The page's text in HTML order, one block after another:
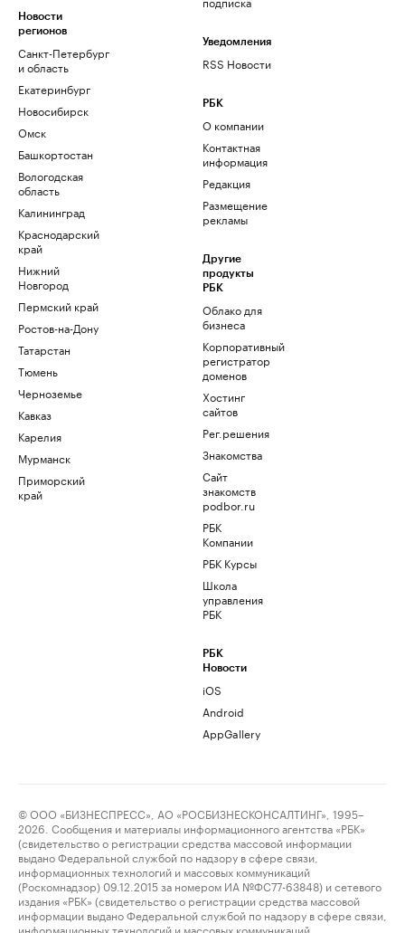
Новости
регионов
Санкт-Петербург
и область
Екатеринбург
Новосибирск
Омск
Башкортостан
Вологодская
область
Калининград
Краснодарский
край
Нижний
Новгород
Пермский край
Ростов-на-Дону
Татарстан
Тюмень
Черноземье
Кавказ
Карелия
Мурманск
Приморский
край
Уведомления
RSS Новости
РБК
О компании
Контактная
информация
Редакция
Размещение
рекламы
Другие
продукты
РБК
Облако для
бизнеса
Корпоративный
регистратор
доменов
Хостинг
сайтов
Рег.решения
Знакомства
Сайт
знакомств
podbor.ru
РБК
Компании
РБК Курсы
Школа
управления
РБК
РБК
Новости
iOS
Android
AppGallery
© ООО «БИЗНЕСПРЕСС», АО «РОСБИЗНЕСКОНСАЛТИНГ», 1995–
2026. Сообщения и материалы информационного агентства «РБК»
(свидетельство о регистрации средства массовой информации
выдано Федеральной службой по надзору в сфере связи,
информационных технологий и массовых коммуникаций
(Роскомнадзор) 09.12.2015 за номером ИА №ФС77-63848) и сетевого
издания «РБК» (свидетельство о регистрации средства массовой
информации выдано Федеральной службой по надзору в сфере связи,
информационных технологий и массовых коммуникаций